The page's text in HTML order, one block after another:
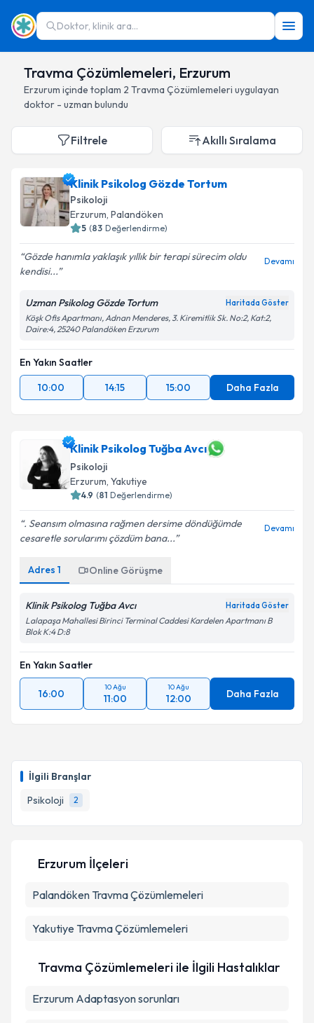
Doktor, klinik ara...
Travma Çözümlemeleri, Erzurum
Erzurum içinde toplam 2 Travma Çözümlemeleri uygulayan
doktor - uzman bulundu
İlgili Branşlar
Psikoloji
2
Filtrele Akıllı Sıralama
Klinik Psikolog Gözde Tortum
Psikoloji
Erzurum, Palandöken
5 (83 Değerlendirme)
Gözde hanımla yaklaşık yıllık bir terapi sürecim oldu
kendisi...
Devamı
Uzman Psikolog Gözde Tortum Haritada Göster
Köşk Ofis Apartmanı, Adnan Menderes, 3. Kiremitlik Sk. No:2, Kat:2,
Daire:4, 25240 Palandöken Erzurum
En Yakın Saatler
10:00
14:15 15:00 Daha Fazla
Klinik Psikolog Tuğba Avcı
Psikoloji
Erzurum, Yakutiye
4.9 (81 Değerlendirme)
. Seansım olmasına rağmen dersime döndüğümde
cesaretle sorularımı çözdüm bana...
Devamı
Adres 1 Online Görüşme
Klinik Psikolog Tuğba Avcı Haritada Göster
Lalapaşa Mahallesi Birinci Terminal Caddesi Kardelen Apartmanı B
Blok K:4 D:8
En Yakın Saatler
16:00
10 Ağu
11:00
10 Ağu
12:00 Daha Fazla
Erzurum İlçeleri
Palandöken Travma Çözümlemeleri
Yakutiye Travma Çözümlemeleri
Travma Çözümlemeleri ile İlgili Hastalıklar
Erzurum Adaptasyon sorunları